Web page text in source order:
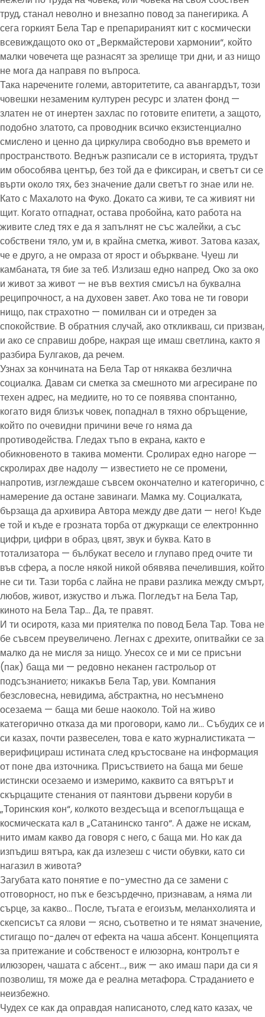
труд, станал неволно и внезапно повод за панегирика. А
сега горкият Бела Тар е препарираният кит с космически
всевиждащото око от „Веркмайстерови хармонии“, който
малки човечета ще разнасят за зрелище три дни, и аз нищо
не мога да направя по въпроса.
Така наречените големи, авторитетите, са авангардът, този
човешки незаменим културен ресурс и златен фонд —
златен не от инертен захлас по готовите епитети, а защото,
подобно златото, са проводник всичко екзистенциално
смислено и ценно да циркулира свободно във времето и
пространството. Веднъж разписали се в историята, трудът
им обособява център, без той да е фиксиран, и светът си се
върти около тях, без значение дали светът го знае или не.
Като с Махалото на Фуко. Докато са живи, те са живият ни
щит. Когато отпаднат, остава пробойна, като работа на
живите след тях е да я запълнят не със жалейки, а със
собствени тяло, ум и, в крайна сметка, живот. Затова казах,
че е друго, а не омраза от ярост и объркване. Чуеш ли
камбаната, тя бие за теб. Излизаш едно напред. Око за око
и живот за живот — не във вехтия смисъл на буквална
реципрочност, а на духовен завет. Ако това не ти говори
нищо, пак страхотно — помилван си и отреден за
спокойствие. В обратния случай, ако откликваш, си призван,
и ако се справиш добре, накрая ще имаш светлина, както я
разбира Булгаков, да речем.
Узнах за кончината на Бела Тар от някаква безлична
социалка. Давам си сметка за смешното ми агресиране по
техен адрес, на медиите, но то се появява спонтанно,
когато видя близък човек, попаднал в тяхно обръщение,
който по очевидни причини вече го няма да
противодейства. Гледах тъпо в екрана, както е
обикновеното в такива моменти. Сролирах едно нагоре —
скролирах две надолу — известието не се промени,
напротив, изглеждаше съвсем окончателно и категорично, с
намерение да остане завинаги. Мамка му. Социалката,
бързаща да архивира Автора между две дати — него! Къде
е той и къде е грозната торба от джуркащи се електроннно
цифри, цифри в образ, цвят, звук и буква. Като в
тотализатора — бълбукат весело и глупаво пред очите ти
във сфера, а после някой никой обявява печелившия, който
не си ти. Тази торба с лайна не прави разлика между смърт,
любов, живот, изкуство и лъжа. Погледът на Бела Тар,
киното на Бела Тар… Да, те правят.
И ти осиротя, каза ми приятелка по повод Бела Тар. Това не
бе съвсем преувеличено. Легнах с дрехите, опитвайки се за
малко да не мисля за нищо. Унесох се и ми се присъни
(пак) баща ми — редовно неканен гастрольор от
подсъзнанието; никакъв Бела Тар, уви. Компания
безсловесна, невидима, абстрактна, но несъмнено
осезаема — баща ми беше наоколо. Той на живо
категорично отказа да ми проговори, камо ли… Събудих се и
си казах, почти развеселен, това е като журналистиката —
верифицираш истината след кръстосване на информация
от поне два източника. Присъствието на баща ми беше
истински осезаемо и измеримо, каквито са вятърът и
скърцащите стенания от паянтови дървени коруби в
„Торинския кон“, колкото вездесъща и всепоглъщаща е
космическата кал в „Сатанинско танго“. А даже не искам,
нито имам какво да говоря с него, с баща ми. Но как да
изпъдиш вятъра, как да излезеш с чисти обувки, като си
нагазил в живота?
Загубата като понятие е по-уместно да се замени с
отговорност, но пък е безсърдечно, признавам, а няма ли
сърце, за какво… После, тъгата е егоизъм, меланхолията и
скепсисът са ялови — ясно, съответно и те нямат значение,
стигащо по-далеч от ефекта на чаша абсент. Концепцията
за притежание и собственост е илюзорна, контролът е
илюзорен, чашата с абсент…, виж — ако имаш пари да си я
позволиш, тя може да е реална метафора. Страданието е
неизбежно.
Чудех се как да оправдая написаното, след като казах, че